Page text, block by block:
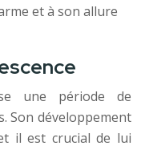
et à son allure
une période de
Son développement
il est crucial de lui